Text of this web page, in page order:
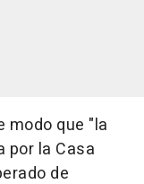
modo que "la
por la Casa
de